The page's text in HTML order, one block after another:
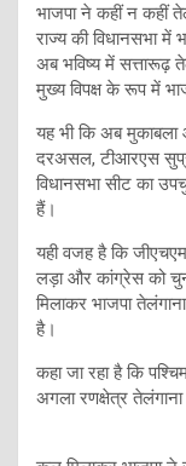
भाजपा ने कहीं न कहीं
राज्य की विधानसभा में
अब भविष्य में सत्तारूढ़
मुख्य विपक्ष के रूप में
यह भी कि अब मुकाबला
दरअसल, टीआरएस
विधानसभा सीट का
हैं।
यही वजह है कि
लड़ा और कांग्रेस को
मिलाकर भाजपा
है।
कहा जा रहा है कि
अगला रणक्षेत्र तेलंगाना